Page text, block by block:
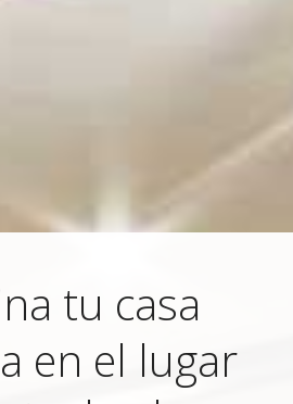
tu casa
en el lugar